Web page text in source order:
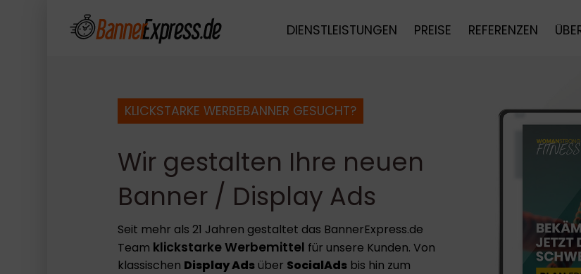
DIENSTLEISTUNGEN PREISE REFERENZEN
KLICKSTARKE WERBEBANNER GESUCHT?
Wir gestalten Ihre neuen
Banner / Display Ads
Seit mehr als 21 Jahren gestaltet das BannerExpress.de
Team klickstarke Werbemittel für unsere Kunden. Von
klassischen Display Adsüber SocialAds bis hin zum